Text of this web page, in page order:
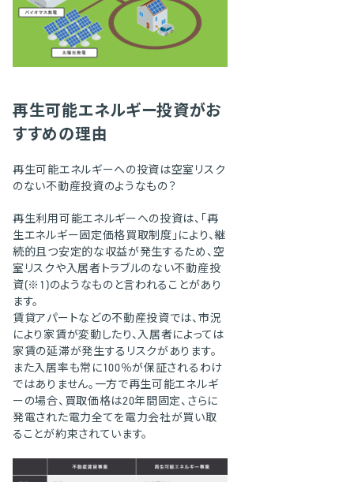
再生可能エネルギー投資がお
すすめの理由
再生可能エネルギーへの投資は空室リスク
のない不動産投資のようなもの？
再生利用可能エネルギーへの投資は、「再
生エネルギー固定価格買取制度」により、継
続的且つ安定的な収益が発生するため、空
室リスクや入居者トラブルのない不動産投
資(※1)のようなものと言われることがあり
ます。
賃貸アパートなどの不動産投資では、市況
により家賃が変動したり、入居者によっては
家賃の延滞が発生するリスクがあります。
また入居率も常に100％が保証されるわけ
ではありません。一方で再生可能エネルギ
ーの場合、買取価格は20年間固定、さらに
発電された電力全てを電力会社が買い取
ることが約束されています。